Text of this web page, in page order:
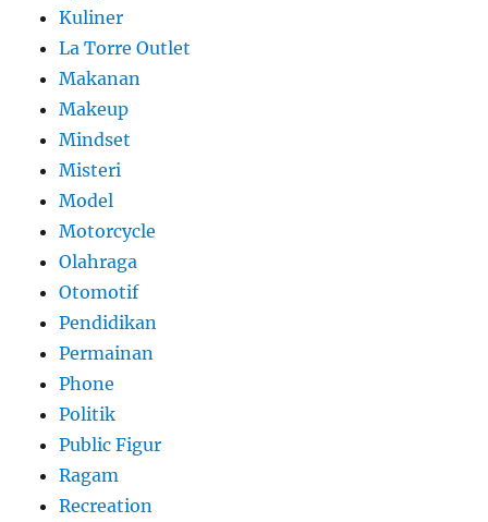
Kuliner
La Torre Outlet
Makanan
Makeup
Mindset
Misteri
Model
Motorcycle
Olahraga
Otomotif
Pendidikan
Permainan
Phone
Politik
Public Figur
Ragam
Recreation